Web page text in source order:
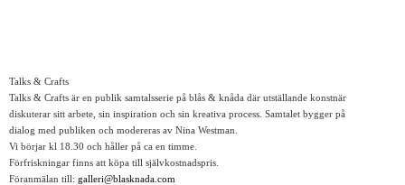
Talks & Crafts
Talks & Crafts är en publik samtalsserie på blås & knåda där utställande konstnär
diskuterar sitt arbete, sin inspiration och sin kreativa process. Samtalet bygger på
dialog med publiken och modereras av Nina Westman.
Vi börjar kl 18.30 och håller på ca en timme.
Förfriskningar finns att köpa till självkostnadspris.
Föranmälan till: galleri@blasknada.com